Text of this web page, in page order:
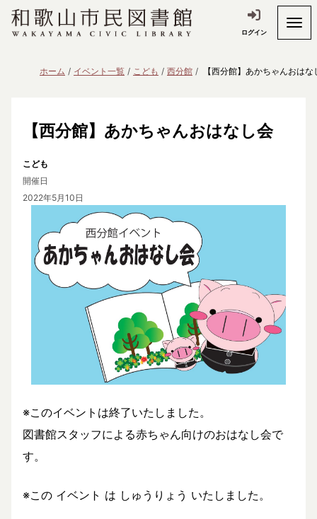
ログイン
ホーム イベント一覧 こども 西分館 【西分館】あかちゃんおはな
【西分館】あかちゃんおはなし会
こども
開催日
2022年5月10日
※このイベントは終了いたしました。
図書館スタッフによる赤ちゃん向けのおはなし会で
す。
※この イベント は しゅうりょう いたしました。